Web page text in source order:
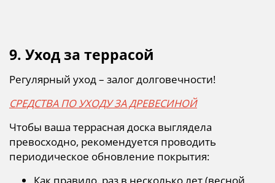
9. Уход за террасой
Регулярный уход – залог долговечности!
СРЕДСТВА ПО УХОДУ ЗА ДРЕВЕСИНОЙ
Чтобы ваша террасная доска выглядела
превосходно, рекомендуется проводить
периодическое обновление покрытия: